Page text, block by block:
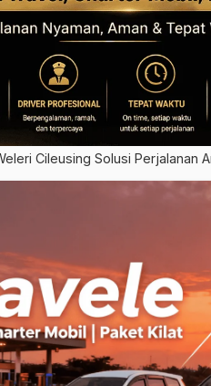
Cileusing Solusi Perjalanan